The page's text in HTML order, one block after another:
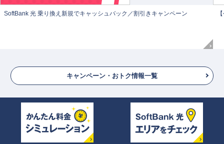
SoftBank 光 乗り換え新規でキャッシュバック／割引きキャンペーン
キャンペーン・おトク情報一覧